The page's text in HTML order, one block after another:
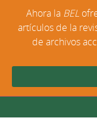
Ahora la BEL
artículos de la
de archivos